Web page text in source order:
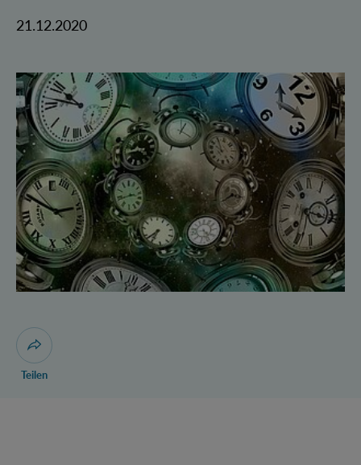
21.12.2020
Dialog zum Teilen der Seite öffnen
Teilen